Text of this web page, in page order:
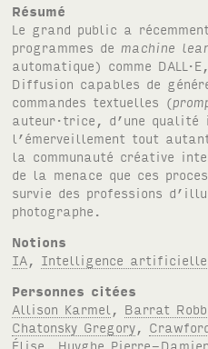
Résumé
Le grand public a
programmes de machine
automatique) comme DALL·E
Diffusion capables de
commandes textuelles (
auteur·trice, d’une qualité
l’émerveillement tout
la communauté créative
de la menace que ces
survie des professions
photographe.
Notions
IA
Intelligence artificielle
Personnes citées
Allison Karmel
Barrat
Chatonsky Gregory
Élise
Huyghe Pierre-Damien